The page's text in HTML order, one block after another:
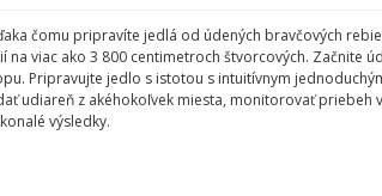
čomu pripravíte jedlá od údených bravčových
viac ako 3 800 centimetroch štvorcových. Začnite
Pripravujte jedlo s istotou s intuitívnym
udiareň z akéhokoľvek miesta, monitorovať
výsledky.